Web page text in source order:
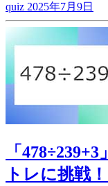
quiz 2025年7月9日
「
トレに挑戦